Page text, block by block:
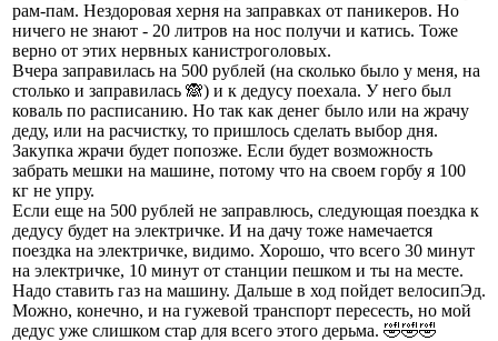
рам-пам. Нездоровая херня на заправках от паникеров. Но
ничего не знают - 20 литров на нос получи и катись. Тоже
верно от этих нервных канистроголовых.
Вчера заправилась на 500 рублей (на сколько было у меня, на
столько и заправилась 🙈) и к дедусу поехала. У него был
коваль по расписанию. Но так как денег было или на жрачу
деду, или на расчистку, то пришлось сделать выбор дня.
Закупка жрачи будет попозже. Если будет возможность
забрать мешки на машине, потому что на своем горбу я 100
кг не упру.
Если еще на 500 рублей не заправлюсь, следующая поездка к
дедусу будет на электричке. И на дачу тоже намечается
поездка на электричке, видимо. Хорошо, что всего 30 минут
на электричке, 10 минут от станции пешком и ты на месте.
Надо ставить газ на машину. Дальше в ход пойдет велосипЭд.
Можно, конечно, и на гужевой транспорт пересесть, но мой
дедус уже слишком стар для всего этого дерьма. 🤣🤣🤣